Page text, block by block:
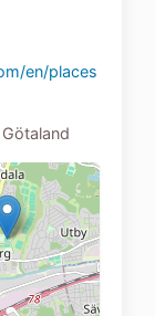
en/places